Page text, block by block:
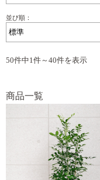
並び順：
50件中1件～40件を表示
商品一覧